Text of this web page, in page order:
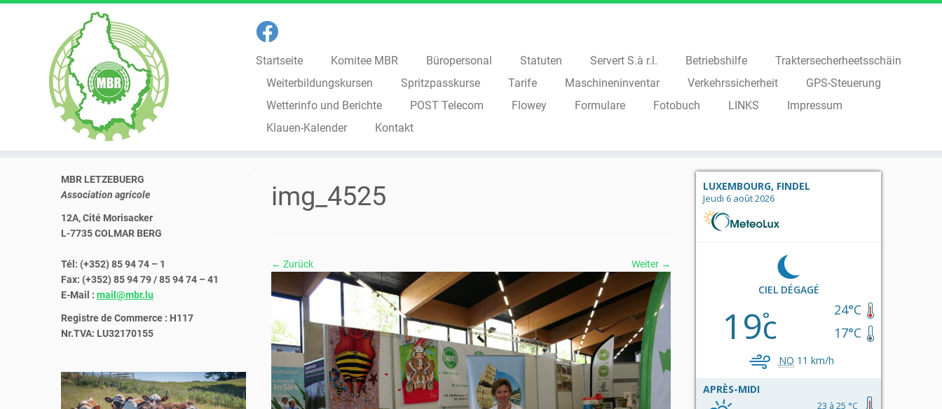
Startseite Komitee MBR Büropersonal Statuten Servert S.à r.l. Betriebshilfe
Traktersecherheetsschäin
Weiterbildungskursen
Spritzpasskurse Tarife Maschineninventar Verkehrssicherheit
GPS-Steuerung
Wetterinfo und Berichte
POST Telecom Flowey Formulare Fotobuch LINKS
Impressum
Klauen-Kalender
Kontakt
MBR LETZEBUERG
Association agricole
12A, Cité Morisacker
L-7735 COLMAR BERG
Tél: (+352) 85 94 74 – 1
Fax: (+352) 85 94 79 / 85 94 74 – 41
E-Mail : mail@mbr.lu
Registre de Commerce : H117
Nr.TVA: LU32170155
img_4525
← Zurück Weiter →
LUXEMBOURG, FINDEL
Jeudi 6 août 2026
CIEL DÉGAGÉ
24°C
17°C
19c
NO 11 km/h
APRÈS-MIDI
23 à 25 °C